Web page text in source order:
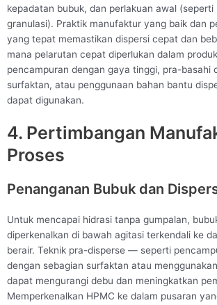
kepadatan bubuk, dan perlakuan awal
granulasi). Praktik manufaktur yang baik dan
yang tepat memastikan dispersi cepat dan
mana pelarutan cepat diperlukan dalam
pencampuran dengan gaya tinggi, pra-basahi
surfaktan, atau penggunaan bahan bantu
dapat digunakan.
4. Pertimbangan
Proses
Penanganan Bubuk dan
Untuk mencapai hidrasi tanpa gumpalan,
diperkenalkan di bawah agitasi terkendali ke
berair. Teknik pra-disperse — seperti
dengan sebagian surfaktan atau
dapat mengurangi debu dan meningkatkan
Memperkenalkan HPMC ke dalam pusaran